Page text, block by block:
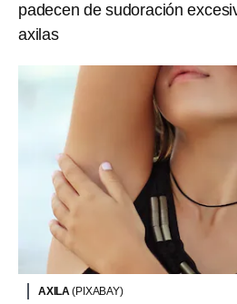
padecen de sudoración
axilas
AXILA(PIXABAY)